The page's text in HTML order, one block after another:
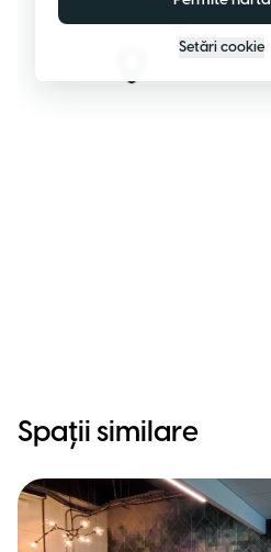
Setări cookie
Spații similare